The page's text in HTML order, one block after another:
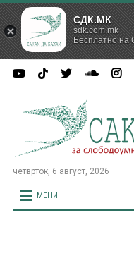
четврток, 6 август, 2026
МЕНИ
СДК.МК
sdk.com.mk
Бесплатно на